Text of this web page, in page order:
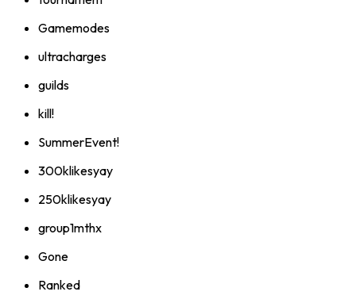
Gamemodes
ultracharges
guilds
kill!
SummerEvent!
300klikesyay
250klikesyay
group1mthx
Gone
Ranked